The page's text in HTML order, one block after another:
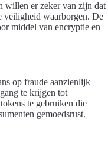
willen er zeker van zijn dat
veiligheid waarborgen. De
middel van encryptie en
op fraude aanzienlijk
te krijgen tot
te gebruiken die
gemoedsrust.